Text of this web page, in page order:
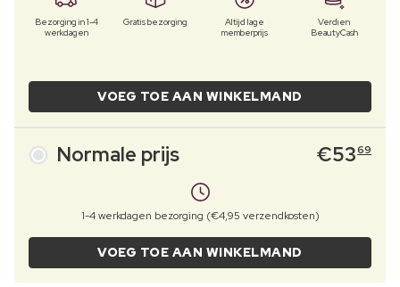
Bezorging in 1-4
werkdagen
Gratis bezorging
Altijd lage
memberprijs
Verdien
BeautyCash
VOEG TOE AAN WINKELMAND
Normale prijs €5369
1-4 werkdagen bezorging (€4,95 verzendkosten)
VOEG TOE AAN WINKELMAND